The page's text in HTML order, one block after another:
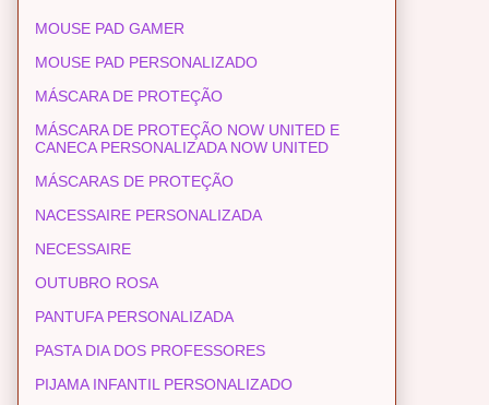
MOUSE PAD GAMER
MOUSE PAD PERSONALIZADO
MÁSCARA DE PROTEÇÃO
MÁSCARA DE PROTEÇÃO NOW UNITED E
CANECA PERSONALIZADA NOW UNITED
MÁSCARAS DE PROTEÇÃO
NACESSAIRE PERSONALIZADA
NECESSAIRE
OUTUBRO ROSA
PANTUFA PERSONALIZADA
PASTA DIA DOS PROFESSORES
PIJAMA INFANTIL PERSONALIZADO